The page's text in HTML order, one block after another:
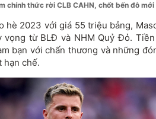
chính thức rời CLB CAHN, chốt bến đỗ mới
hè 2023 với giá 55 triệu bảng,
vọng từ BLĐ và NHM Quỷ Đỏ.
bạn với chấn thương và những
hạn chế.